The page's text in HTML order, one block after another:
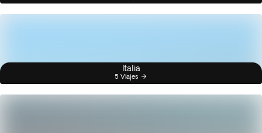
Italia
5 Viajes